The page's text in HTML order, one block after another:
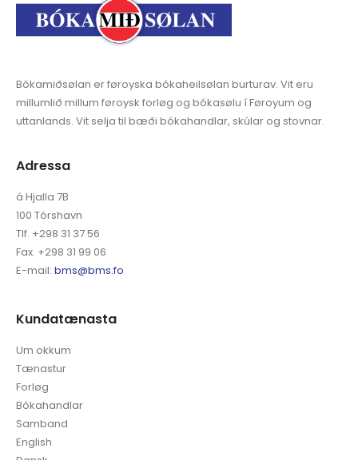
Bókamiðsølan er føroyska bókaheilsølan burturav. Vit eru
millumlið millum føroysk forløg og bókasølu í Føroyum og
uttanlands. Vit selja til bæði bókahandlar, skúlar og stovnar.
Adressa
á Hjalla 7B
100 Tórshavn
Tlf. +298 31 37 56
Fax. +298 31 99 06
E-mail: bms@bms.fo
Kundatænasta
Um okkum
Tænastur
Forløg
Bókahandlar
Samband
English